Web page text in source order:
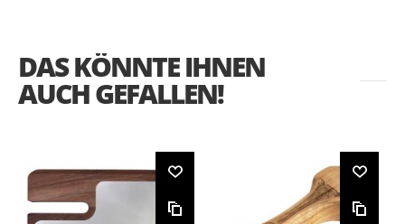
DAS KÖNNTE IHNEN
AUCH GEFALLEN!